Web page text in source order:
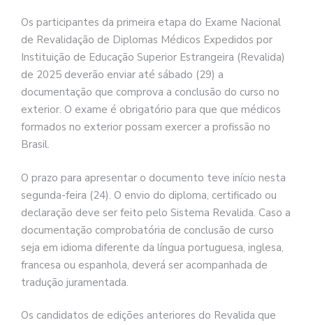
Os participantes da primeira etapa do Exame Nacional
de Revalidação de Diplomas Médicos Expedidos por
Instituição de Educação Superior Estrangeira (Revalida)
de 2025 deverão enviar até sábado (29) a
documentação que comprova a conclusão do curso no
exterior. O exame é obrigatório para que que médicos
formados no exterior possam exercer a profissão no
Brasil.
O prazo para apresentar o documento teve início nesta
segunda-feira (24). O envio do diploma, certificado ou
declaração deve ser feito pelo Sistema Revalida. Caso a
documentação comprobatória de conclusão de curso
seja em idioma diferente da língua portuguesa, inglesa,
francesa ou espanhola, deverá ser acompanhada de
tradução juramentada.
Os candidatos de edições anteriores do Revalida que